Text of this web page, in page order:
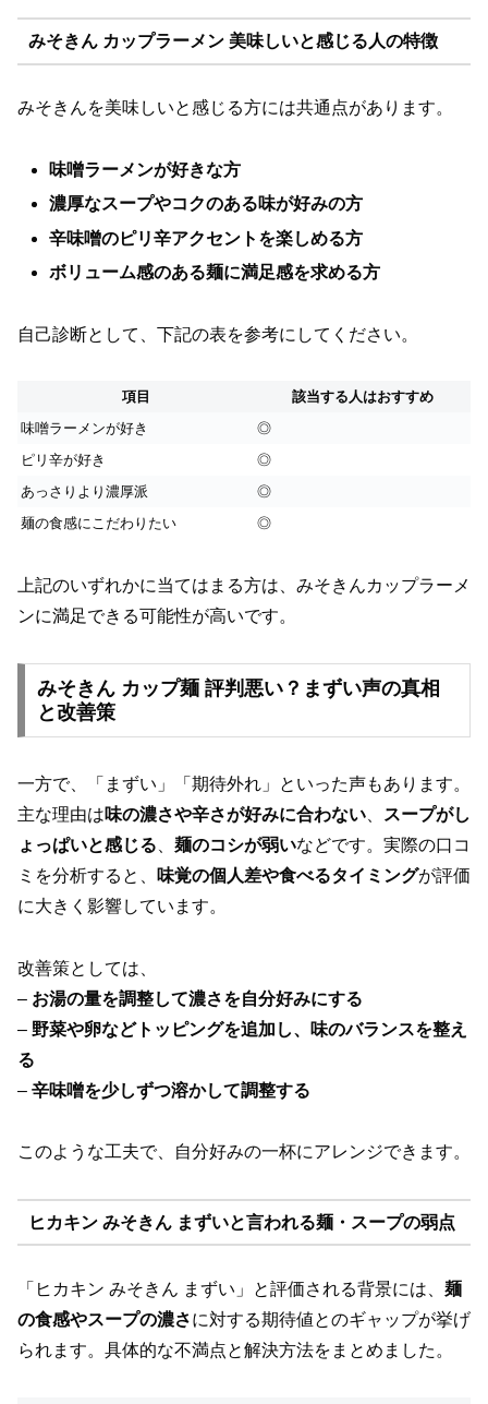
みそきん カップラーメン 美味しいと感じる人の特徴
みそきんを美味しいと感じる方には共通点があります。
味噌ラーメンが好きな方
濃厚なスープやコクのある味が好みの方
辛味噌のピリ辛アクセントを楽しめる方
ボリューム感のある麺に満足感を求める方
自己診断として、下記の表を参考にしてください。
項目
該当する人はおすすめ
味噌ラーメンが好き
◎
ピリ辛が好き
◎
あっさりより濃厚派
◎
麺の食感にこだわりたい
◎
上記のいずれかに当てはまる方は、みそきんカップラーメ
ンに満足できる可能性が高いです。
みそきん カップ麺 評判悪い？まずい声の真相
と改善策
一方で、「まずい」「期待外れ」といった声もあります。
主な理由は味の濃さや辛さが好みに合わない
スープがし
ょっぱいと感じる
麺のコシが弱いなどです。実際の口コ
ミを分析すると、
味覚の個人差や食べるタイミングが評価
に大きく影響しています。
改善策としては、
– お湯の量を調整して濃さを自分好みにする
– 野菜や卵などトッピングを追加し、味のバランスを整え
る
– 辛味噌を少しずつ溶かして調整する
このような工夫で、自分好みの一杯にアレンジできます。
ヒカキン みそきん まずいと言われる麺・スープの弱点
「ヒカキン みそきん まずい」と評価される背景には、 麺
の食感やスープの濃さに対する期待値とのギャップが挙げ
られます。具体的な不満点と解決方法をまとめました。